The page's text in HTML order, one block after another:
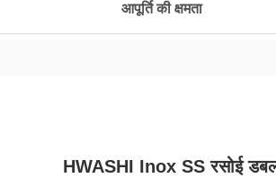
आपूर्ति की क्षमता
HWASHI Inox SS रसोई